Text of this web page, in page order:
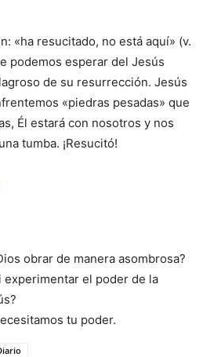
«ha resucitado, no está aquí» (v.
podemos esperar del Jesús
de su resurrección. Jesús
«piedras pesadas» que
Él estará con nosotros y nos
tumba. ¡Resucitó!
obrar de manera asombrosa?
experimentar el poder de la
tu poder.